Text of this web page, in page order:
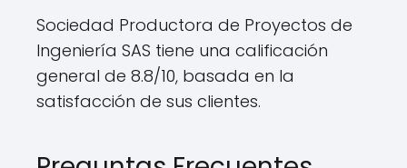
Sociedad Productora de Proyectos de
Ingeniería SAS tiene una calificación
general de 8.8/10, basada en la
satisfacción de sus clientes.